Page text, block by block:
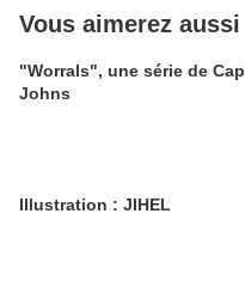
Vous aimerez aussi
"Worrals", une série de
Johns
Illustration : JIHEL